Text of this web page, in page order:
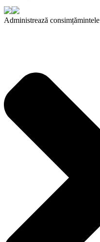
Administrează